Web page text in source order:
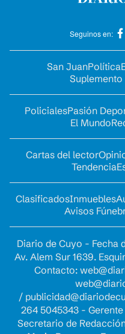
Seguinos en:
San JuanPolítica
Suplemento
PolicialesPasión
El Mundo
Cartas del lector
Tendencia
ClasificadosInmuebles
Avisos
Diario de Cuyo - Fecha
Av. Alem Sur 1639.
Contacto:
/
264 5045343 -
Secretario de